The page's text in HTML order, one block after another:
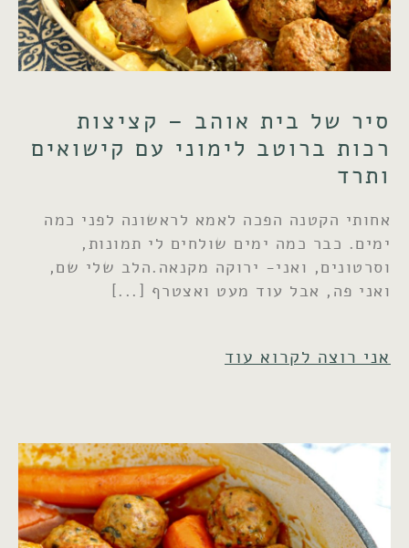
סיר של בית אוהב – קציצות
רכות ברוטב לימוני עם קישואים
ותרד
אחותי הקטנה הפכה לאמא לראשונה לפני כמה
ימים. כבר כמה ימים שולחים לי תמונות,
וסרטונים, ואני- ירוקה מקנאה.הלב שלי שם,
ואני פה, אבל עוד מעט ואצטרף
אני רוצה לקרוא עוד